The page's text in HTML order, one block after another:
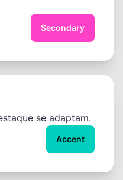
Secondary
se adaptam.
Accent